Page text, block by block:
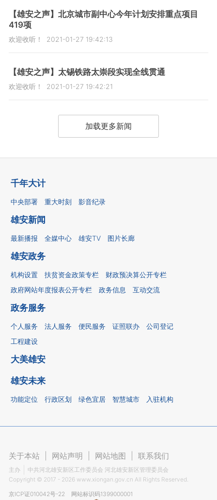
【雄安之声】北京城市副中心今年计划安排重点项目
419项
欢迎收听！ 2021-01-27 19:42:13
【雄安之声】太锡铁路太崇段实现全线贯通
欢迎收听！ 2021-01-27 19:42:21
加载更多新闻
千年大计
中央部署 重大时刻 影音纪录
雄安新闻
最新播报 全媒中心 雄安TV 图片长廊
雄安政务
机构设置 扶贫资金政策专栏
财政预决算公开专栏
政府网站年度报表公开专栏
政务信息 互动交流
政务服务
个人服务 法人服务 便民服务 证照联办
公司登记
工程建设
大美雄安
雄安未来
功能定位 行政区划 绿色宜居 智慧城市 入驻机构
关于本站 网站声明 网站地图 联系我们
主办
中共河北雄安新区工作委员会 河北雄安新区管理委员会
Copyright © 2017 - 2026 www.xiongan.gov.cn All Rights Reserved.
京ICP证010042号-22
网站标识码1399000001